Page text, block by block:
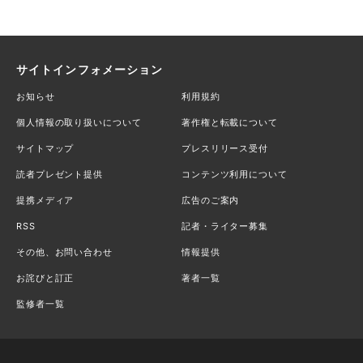
サイトインフォメーション
お知らせ 利用規約
個人情報の取り扱いについて 著作権と転載について
サイトマップ プレスリリース受付
読者プレゼント提供 コンテンツ利用について
提携メディア 広告のご案内
RSS 記者・ライター募集
その他、お問い合わせ 情報提供
お詫びと訂正 著者一覧
監修者一覧